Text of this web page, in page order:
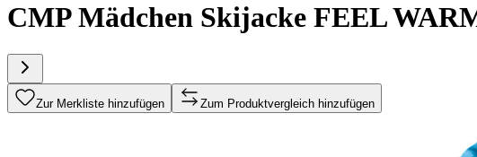
CMP Mädchen Skijacke FEEL
Zur Merkliste hinzufügen Zum Produktvergleich hinzufügen